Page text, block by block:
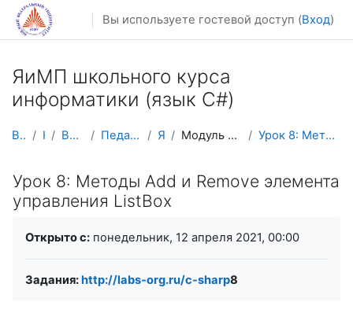
Перейти к основному содержанию
Вы используете гостевой доступ (Вход)
ЯиМП школьного курса
информатики (язык C#)
В начало Курсы Весенний семестр Педагогическое образование ЯиМП C# Модуль 3. Приложения для windows forms Урок 8: Методы Add и Remove элемента управления Li...
Урок 8: Методы Add и Remove элемента
управления ListBox
Открыто с: понедельник, 12 апреля 2021, 00:00
Задания:http://labs-org.ru/c-sharp8